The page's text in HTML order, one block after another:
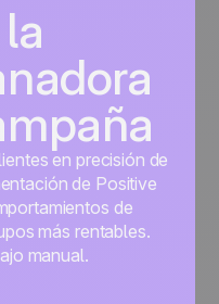
en precisión de
de Positive
de
más rentables.
manual.